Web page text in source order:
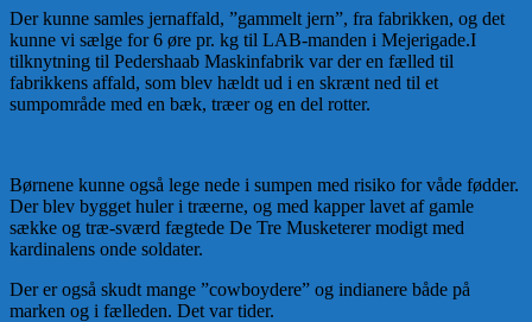
Der kunne samles jernaffald, ”gammelt jern”, fra fabrikken, og det
kunne vi sælge for 6 øre pr. kg til LAB-manden i Mejerigade.I
tilknytning til Pedershaab Maskinfabrik var der en fælled til
fabrikkens affald, som blev hældt ud i en skrænt ned til et
sumpområde med en bæk, træer og en del rotter.
Børnene kunne også lege nede i sumpen med risiko for våde fødder.
Der blev bygget huler i træerne, og med kapper lavet af gamle
sække og træ-sværd fægtede De Tre Musketerer modigt med
kardinalens onde soldater.
Der er også skudt mange ”cowboydere” og indianere både på
marken og i fælleden. Det var tider.